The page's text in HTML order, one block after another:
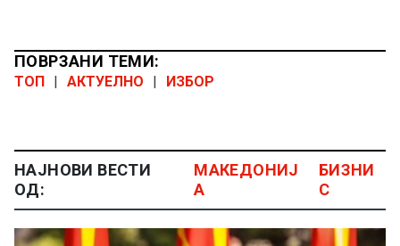
ПОВРЗАНИ ТЕМИ:
ТОП | АКТУЕЛНО | ИЗБОР
НАЈНОВИ ВЕСТИ
ОД:
МАКЕДОНИЈ
А
БИЗНИ
С